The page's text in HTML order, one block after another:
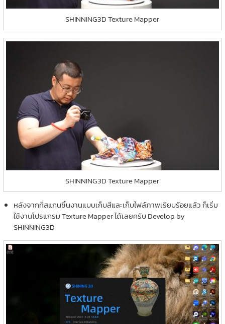
SHINNING3D Texture Mapper
SHINNING3D Texture Mapper
หลังจากที่สแกนชิ้นงานแบบเก็บสีและเก็บไฟล์ภาพเรียบร้อยแล้ว ก็เริ่ม
ใช้งานโปรแกรม Texture Mapper ได้เลยครับ Develop by
SHINNING3D